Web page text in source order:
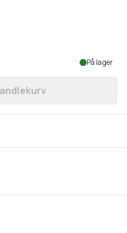
På lager
LeanToys